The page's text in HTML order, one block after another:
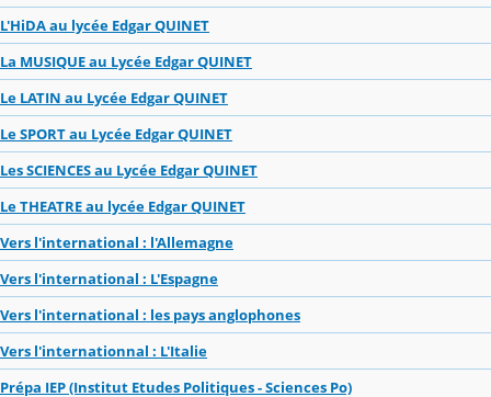
L'HiDA au lycée Edgar QUINET
La MUSIQUE au Lycée Edgar QUINET
Le LATIN au Lycée Edgar QUINET
Le SPORT au Lycée Edgar QUINET
Les SCIENCES au Lycée Edgar QUINET
Le THEATRE au lycée Edgar QUINET
Vers l'international : l'Allemagne
Vers l'international : L'Espagne
Vers l'international : les pays anglophones
Vers l'internationnal : L'Italie
Prépa IEP (Institut Etudes Politiques - Sciences Po)